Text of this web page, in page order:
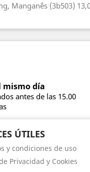
Manganês (3b503)
mismo día
antes de las 15.00
ÚTILES
y condiciones de uso
Privacidad y Cookies